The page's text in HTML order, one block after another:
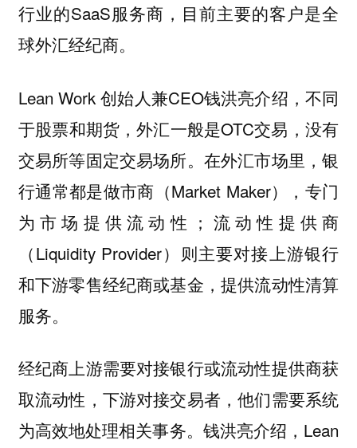
行业的SaaS服务商，目前主要的客户是全
球外汇经纪商。
Lean Work 创始人兼CEO钱洪亮介绍，不同
于股票和期货，外汇一般是OTC交易，没有
交易所等固定交易场所。在外汇市场里，银
行通常都是做市商（Market Maker），专门
为市场提供流动性；流动性提供商
（Liquidity Provider）则主要对接上游银行
和下游零售经纪商或基金，提供流动性清算
服务。
经纪商上游需要对接银行或流动性提供商获
取流动性，下游对接交易者，他们需要系统
为高效地处理相关事务。钱洪亮介绍，Lean